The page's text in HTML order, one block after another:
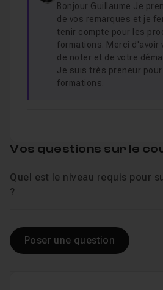
Bonjour Guillaume Je
de vos remarques et je
tenir compte pour les
formations. Merci d'avoir
de noter et de votre
Je suis très preneur
formations.
Vos questions sur le
Quel est le niveau requis pour
?
Poser une question